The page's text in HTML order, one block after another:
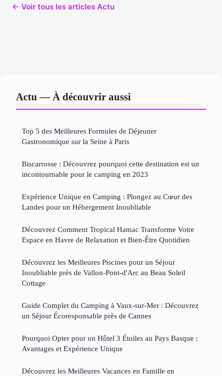
← Voir tous les articles Actu
Actu — À découvrir aussi
Top 5 des Meilleures Formules de Déjeuner
Gastronomique sur la Seine à Paris
Biscarrosse : Découvrez pourquoi cette destination est un
incontournable pour le camping en 2023
Expérience Unique en Camping : Plongez au Cœur des
Landes pour un Hébergement Inoubliable
Découvrez Comment Tropical Hamac Transforme Votre
Espace en Havre de Relaxation et Bien-Être Quotidien
Découvrez les Meilleures Piscines pour un Séjour
Inoubliable près de Vallon-Pont-d'Arc au Beau Soleil
Cottage
Guide Complet du Camping à Vaux-sur-Mer : Découvrez
un Séjour Écoresponsable près de Cannes
Pourquoi Opter pour un Hôtel 3 Étoiles au Pays Basque :
Avantages et Expérience Unique
Découvrez les Meilleures Vacances en Famille en